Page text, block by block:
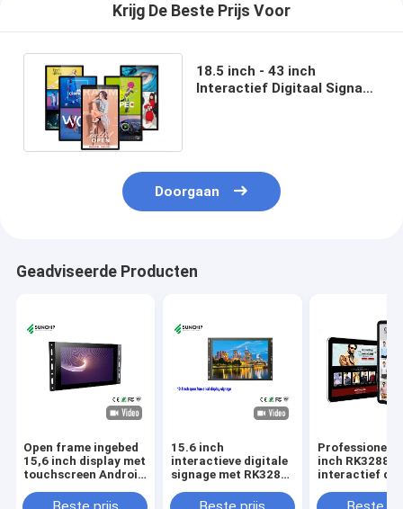
Krijg De Beste Prijs Voor
18.5 inch - 43 inch
Interactief Digitaal Signage
Doorgaan
Geadviseerde Producten
Open frame ingebed
15,6 inch display met
touchscreen Android
display
15.6 inch
interactieve digitale
signage met RK3288
Professionele
inch RK3288
interactief
display